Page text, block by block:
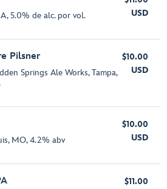
5.0% de alc. por vol.
USD
Pilsner
Springs Ale Works, Tampa,
$10.00
USD
MO, 4.2% abv
$10.00
USD
$11.00